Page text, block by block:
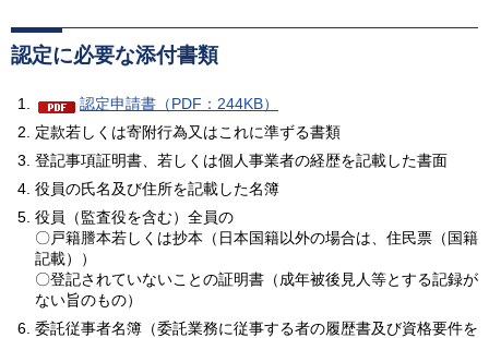
認定に必要な添付書類
認定申請書（PDF：244KB）
定款若しくは寄附行為又はこれに準ずる書類
登記事項証明書、若しくは個人事業者の経歴を記載した書面
役員の氏名及び住所を記載した名簿
役員（監査役を含む）全員の
〇戸籍謄本若しくは抄本（日本国籍以外の場合は、住民票（国籍
記載））
〇登記されていないことの証明書（成年被後見人等とする記録が
ない旨のもの）
委託従事者名簿（委託業務に従事する者の履歴書及び資格要件を